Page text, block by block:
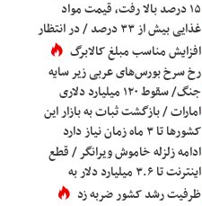
۱۵ درصد بالا رفت، قیمت مواد
غذایی بیش از ۳۳ درصد / در انتظار
افزایش مناسب مبلغ کالابرگ
رخ سرخ بورس‌های عربی زیر سایه
جنگ/ سقوط ۱۲۰ میلیارد دلاری
امارات / بازگشت ثبات به بازار این
کشورها تا ۳ ماه زمان نیاز دارد
ادامه زلزله خاموش ویرانگر / قطع
اینترنت تا ۳.۶ میلیارد دلار به
ظرفیت رشد کشور ضربه زد